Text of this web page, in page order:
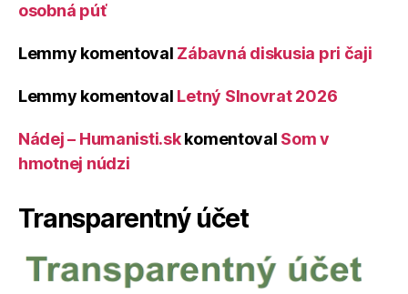
osobná púť
Lemmy komentoval Zábavná diskusia pri čaji
Lemmy komentoval Letný Slnovrat 2026
Nádej – Humanisti.skkomentoval Som v
hmotnej núdzi
Transparentný účet